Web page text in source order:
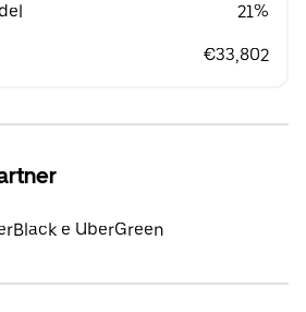
21%
€33,802
e UberGreen